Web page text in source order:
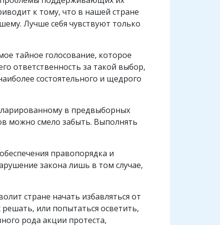
к тому, что в нашей стране
Лучше себя чувствуют только
тайное голосование, которое
ответственность за такой выбор,
состоятельного и щедрого
в предвыборных
можно смело забыть. Выполнять
правопорядка и
закона лишь в том случае,
стране начать избавляться от
или попытаться осветить,
рода акции протеста,